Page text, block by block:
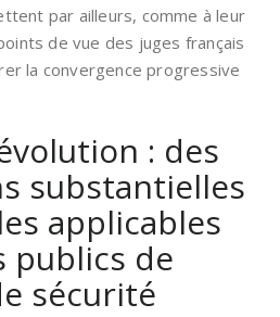
par ailleurs, comme à leur
de vue des juges français
la convergence progressive
: des
substantielles
applicables
publics de
sécurité